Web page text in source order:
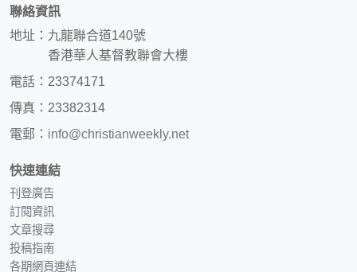
聯絡資訊
地址：九龍聯合道140號
香港華人基督教聯會大樓
電話：23374171
傳真：23382314
電郵： info@christianweekly.net
快速連結
刊登廣告
訂閱資訊
文章搜尋
投稿指南
各期網頁連結